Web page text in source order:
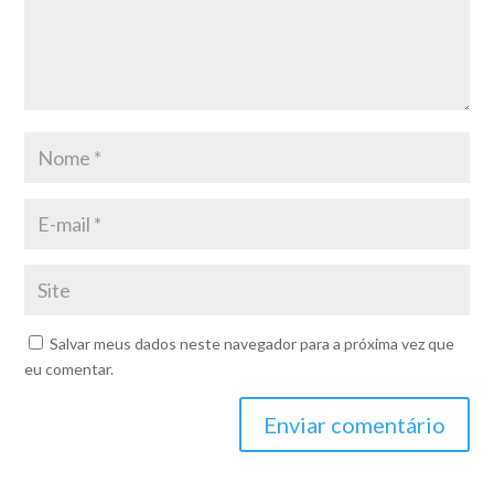
Salvar meus dados neste navegador para a próxima vez que
eu comentar.
Enviar comentário